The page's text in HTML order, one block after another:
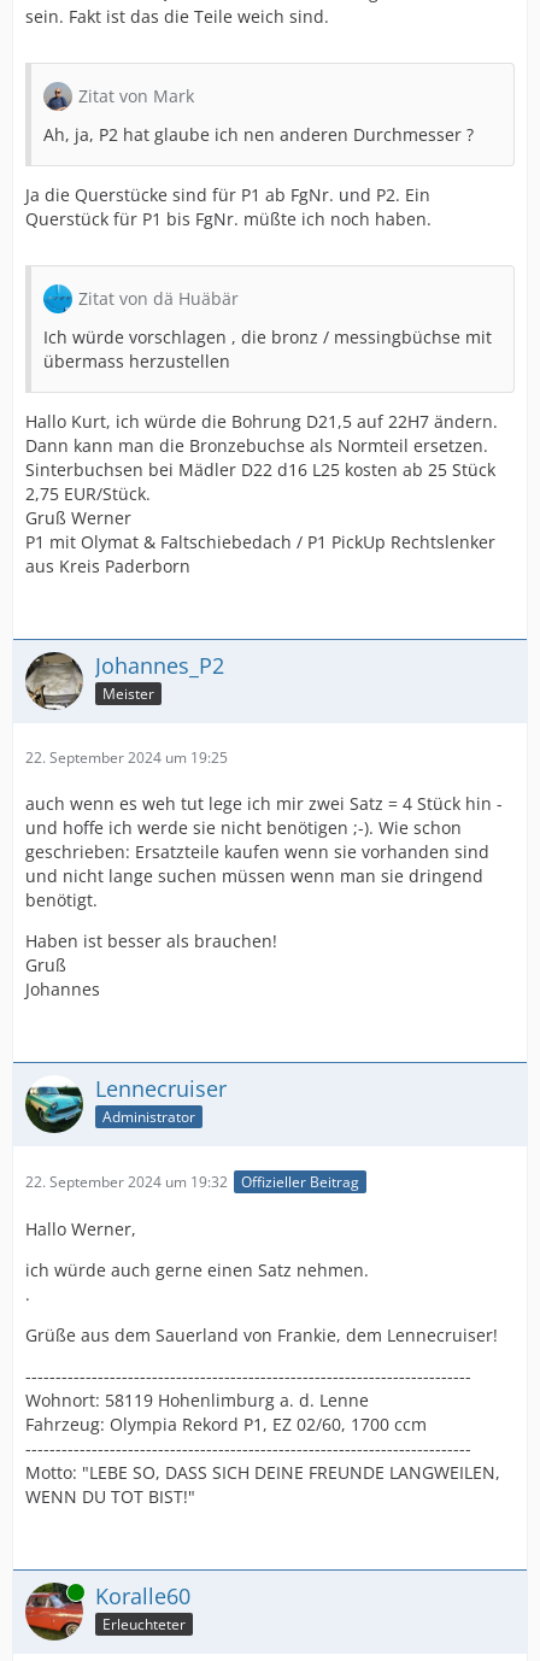
sein. Fakt ist das die Teile weich sind.
Zitat von Mark
Ah, ja, P2 hat glaube ich nen anderen Durchmesser ?
Ja die Querstücke sind für P1 ab FgNr. und P2. Ein
Querstück für P1 bis FgNr. müßte ich noch haben.
Zitat von dä Huäbär
Ich würde vorschlagen , die bronz / messingbüchse mit
übermass herzustellen
Hallo Kurt, ich würde die Bohrung D21,5 auf 22H7 ändern.
Dann kann man die Bronzebuchse als Normteil ersetzen.
Sinterbuchsen bei Mädler D22 d16 L25 kosten ab 25 Stück
2,75 EUR/Stück.
Gruß Werner
P1 mit Olymat & Faltschiebedach / P1 PickUp Rechtslenker
aus Kreis Paderborn
Johannes_P2
Meister
22. September 2024 um 19:25
auch wenn es weh tut lege ich mir zwei Satz = 4 Stück hin -
und hoffe ich werde sie nicht benötigen ;-). Wie schon
geschrieben: Ersatzteile kaufen wenn sie vorhanden sind
und nicht lange suchen müssen wenn man sie dringend
benötigt.
Haben ist besser als brauchen!
Gruß
Johannes
Lennecruiser
Administrator
22. September 2024 um 19:32 Offizieller Beitrag
Hallo Werner,
ich würde auch gerne einen Satz nehmen.
.
Grüße aus dem Sauerland von Frankie, dem Lennecruiser!
--------------------------------------------------------------------------
Wohnort: 58119 Hohenlimburg a. d. Lenne
Fahrzeug: Olympia Rekord P1, EZ 02/60, 1700 ccm
--------------------------------------------------------------------------
Motto: "LEBE SO, DASS SICH DEINE FREUNDE LANGWEILEN,
WENN DU TOT BIST!"
Online Koralle60
Erleuchteter